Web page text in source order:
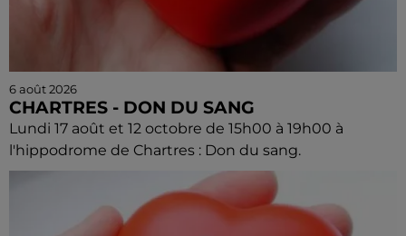
6 août 2026
CHARTRES - DON DU SANG
Lundi 17 août et 12 octobre de 15h00 à 19h00 à
l'hippodrome de Chartres : Don du sang.